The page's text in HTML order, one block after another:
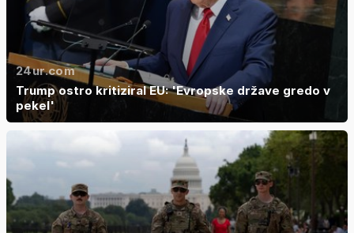
24ur.com
Trump ostro kritiziral EU: 'Evropske države gredo v
pekel'